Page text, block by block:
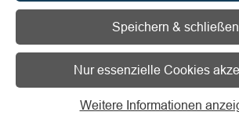
Speichern & schließen
Nur essenzielle Cookies
Weitere Informationen
Grundlagen